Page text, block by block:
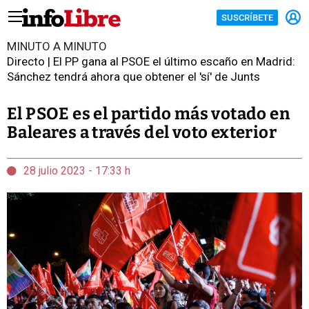
SUSCRÍBETE
MINUTO A MINUTO
Directo | El PP gana al PSOE el último escaño en Madrid:
Sánchez tendrá ahora que obtener el 'sí' de Junts
El PSOE es el partido más votado en
Baleares a través del voto exterior
28 julio 2023 - 17:33 h